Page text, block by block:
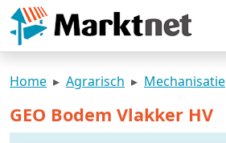
Home Agrarisch Mechanisatie
GEO Bodem Vlakker HV